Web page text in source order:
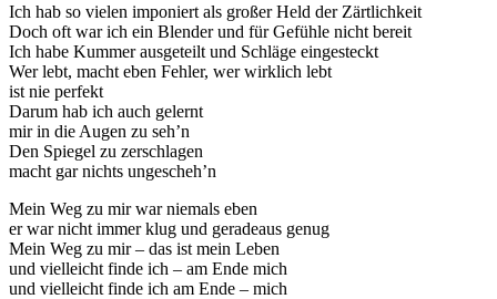
Ich hab so vielen imponiert als großer Held der Zärtlichkeit
Doch oft war ich ein Blender und für Gefühle nicht bereit
Ich habe Kummer ausgeteilt und Schläge eingesteckt
Wer lebt, macht eben Fehler, wer wirklich lebt
ist nie perfekt
Darum hab ich auch gelernt
mir in die Augen zu seh’n
Den Spiegel zu zerschlagen
macht gar nichts ungescheh’n
Mein Weg zu mir war niemals eben
er war nicht immer klug und geradeaus genug
Mein Weg zu mir – das ist mein Leben
und vielleicht finde ich – am Ende mich
und vielleicht finde ich am Ende – mich